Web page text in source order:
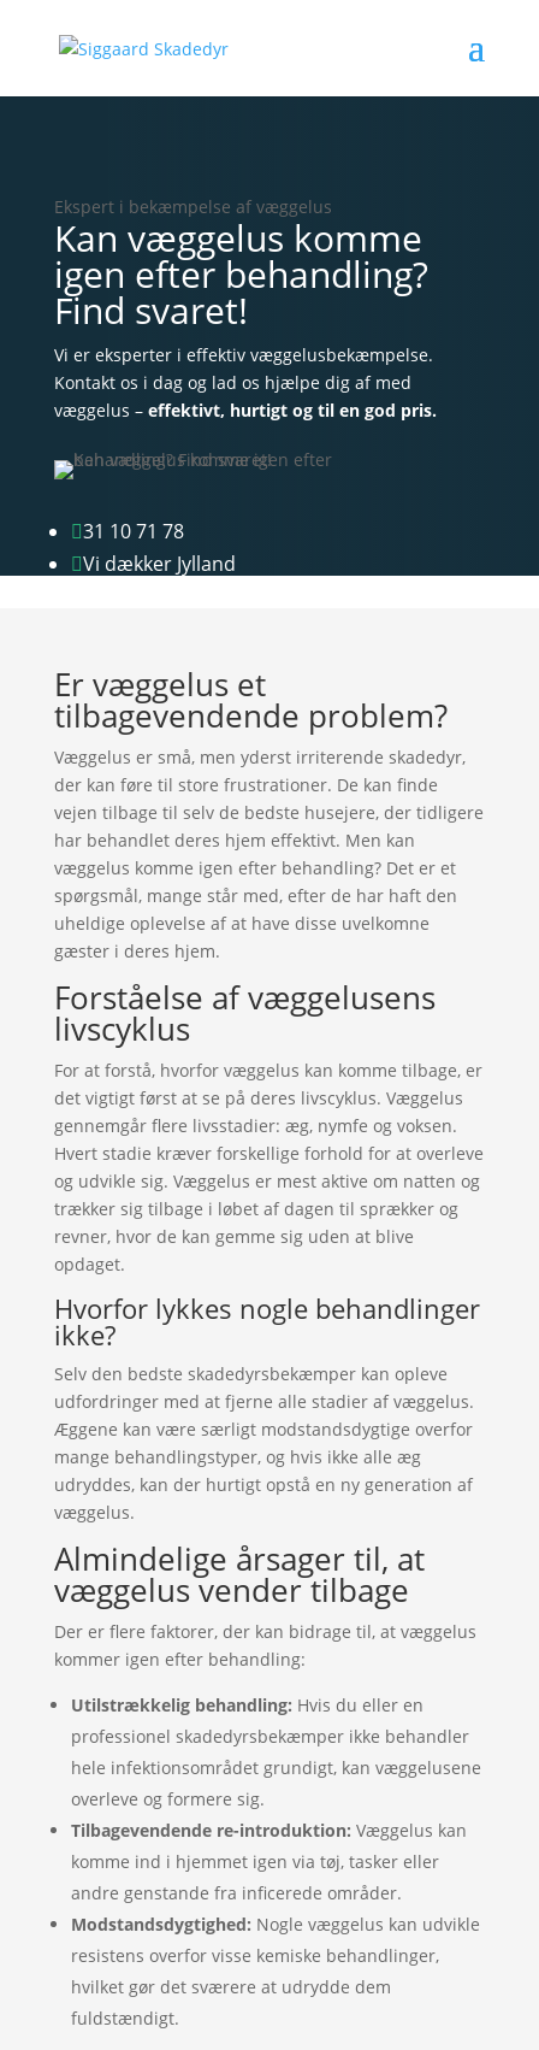
Ekspert i bekæmpelse af væggelus
Kan væggelus komme
igen efter behandling?
Find svaret!
Vi er eksperter i effektiv væggelusbekæmpelse.
Kontakt os i dag og lad os hjælpe dig af med
væggelus – effektivt, hurtigt og til en god pris.
31 10 71 78
Vi dækker Jylland
Er væggelus et
tilbagevendende problem?
Væggelus er små, men yderst irriterende skadedyr,
der kan føre til store frustrationer. De kan finde
vejen tilbage til selv de bedste husejere, der tidligere
har behandlet deres hjem effektivt. Men kan
væggelus komme igen efter behandling? Det er et
spørgsmål, mange står med, efter de har haft den
uheldige oplevelse af at have disse uvelkomne
gæster i deres hjem.
Forståelse af væggelusens
livscyklus
For at forstå, hvorfor væggelus kan komme tilbage, er
det vigtigt først at se på deres livscyklus. Væggelus
gennemgår flere livsstadier: æg, nymfe og voksen.
Hvert stadie kræver forskellige forhold for at overleve
og udvikle sig. Væggelus er mest aktive om natten og
trækker sig tilbage i løbet af dagen til sprækker og
revner, hvor de kan gemme sig uden at blive
opdaget.
Hvorfor lykkes nogle behandlinger
ikke?
Selv den bedste skadedyrsbekæmper kan opleve
udfordringer med at fjerne alle stadier af væggelus.
Æggene kan være særligt modstandsdygtige overfor
mange behandlingstyper, og hvis ikke alle æg
udryddes, kan der hurtigt opstå en ny generation af
væggelus.
Almindelige årsager til, at
væggelus vender tilbage
Der er flere faktorer, der kan bidrage til, at væggelus
kommer igen efter behandling:
Utilstrækkelig behandling: Hvis du eller en
professionel skadedyrsbekæmper ikke behandler
hele infektionsområdet grundigt, kan væggelusene
overleve og formere sig.
Tilbagevendende re-introduktion: Væggelus kan
komme ind i hjemmet igen via tøj, tasker eller
andre genstande fra inficerede områder.
Modstandsdygtighed: Nogle væggelus kan udvikle
resistens overfor visse kemiske behandlinger,
hvilket gør det sværere at udrydde dem
fuldstændigt.